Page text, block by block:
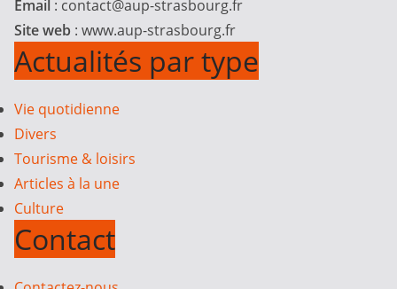
Email : contact@aup-strasbourg.fr
Site web : www.aup-strasbourg.fr
Actualités par type
Vie quotidienne
Divers
Tourisme & loisirs
Articles à la une
Culture
Contact